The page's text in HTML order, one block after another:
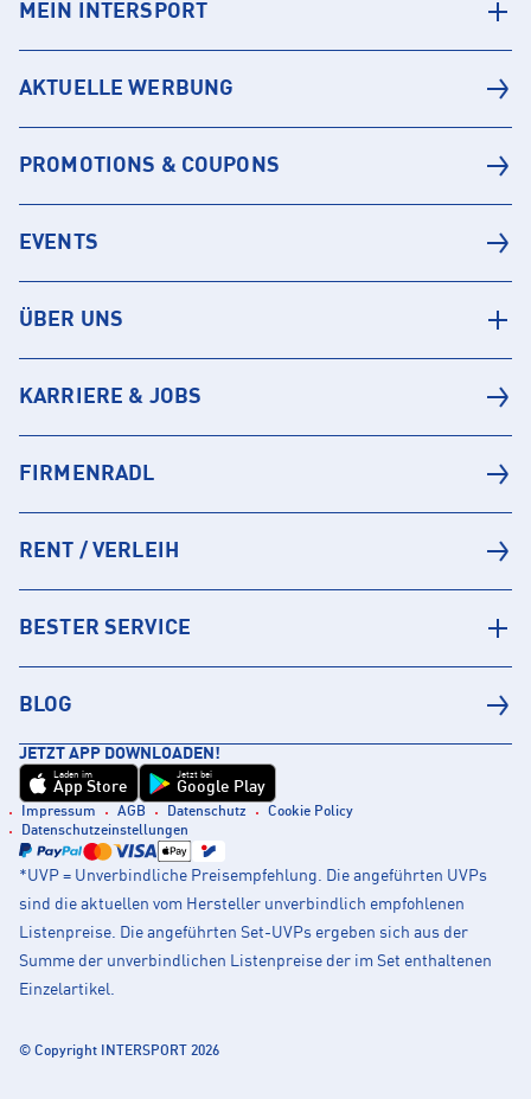
MEIN INTERSPORT
AKTUELLE WERBUNG
PROMOTIONS & COUPONS
EVENTS
ÜBER UNS
KARRIERE & JOBS
FIRMENRADL
RENT / VERLEIH
BESTER SERVICE
BLOG
JETZT APP DOWNLOADEN!
Laden im
App Store
Jetzt bei
Google Play
Impressum AGB Datenschutz
Cookie Policy
Datenschutzeinstellungen
*UVP = Unverbindliche Preisempfehlung. Die angeführten UVPs
sind die aktuellen vom Hersteller unverbindlich empfohlenen
Listenpreise. Die angeführten Set-UVPs ergeben sich aus der
Summe der unverbindlichen Listenpreise der im Set enthaltenen
Einzelartikel.
© Copyright INTERSPORT 2026